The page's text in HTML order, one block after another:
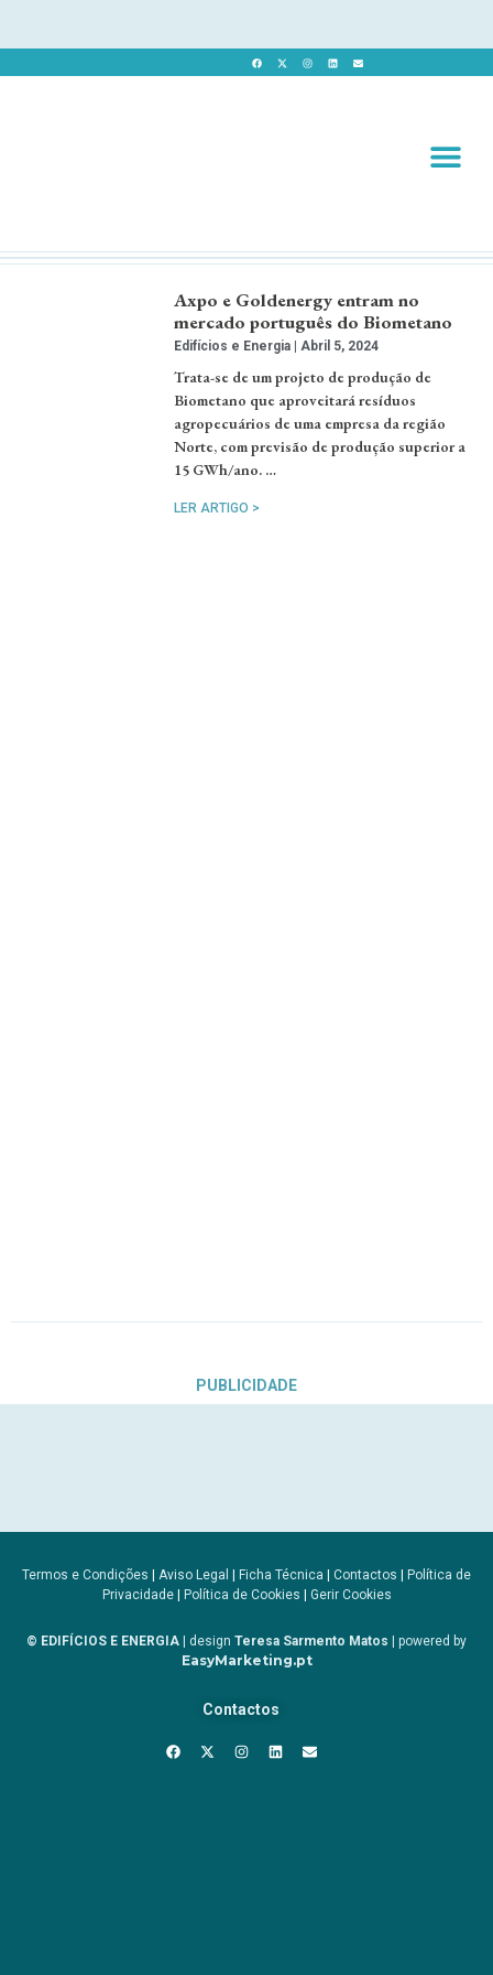
Axpo e Goldenergy entram no
mercado português do Biometano
Edifícios e Energia Abril 5, 2024
Trata-se de um projeto de produção de
Biometano que aproveitará resíduos
agropecuários de uma empresa da região
Norte, com previsão de produção superior a
15 GWh/ano. …
LER ARTIGO >
PUBLICIDADE
Termos e Condições | Aviso Legal | Ficha Técnica | Contactos | Política de
Privacidade| Política de Cookies | Gerir Cookies
© EDIFÍCIOS E ENERGIA | design Teresa Sarmento Matos | powered by
EasyMarketing.pt
Contactos